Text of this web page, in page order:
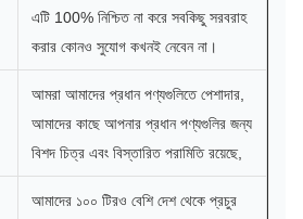
এটি 100% নিশ্চিত না করে সবকিছু সরবরাহ
করার কোনও সুযোগ কখনই নেবেন না।
আমরা আমাদের প্রধান পণ্যগুলিতে পেশাদার,
আমাদের কাছে আপনার প্রধান পণ্যগুলির জন্য
বিশদ চিত্র এবং বিস্তারিত পরামিতি রয়েছে,
আমাদের ১০০ টিরও বেশি দেশ থেকে প্রচুর